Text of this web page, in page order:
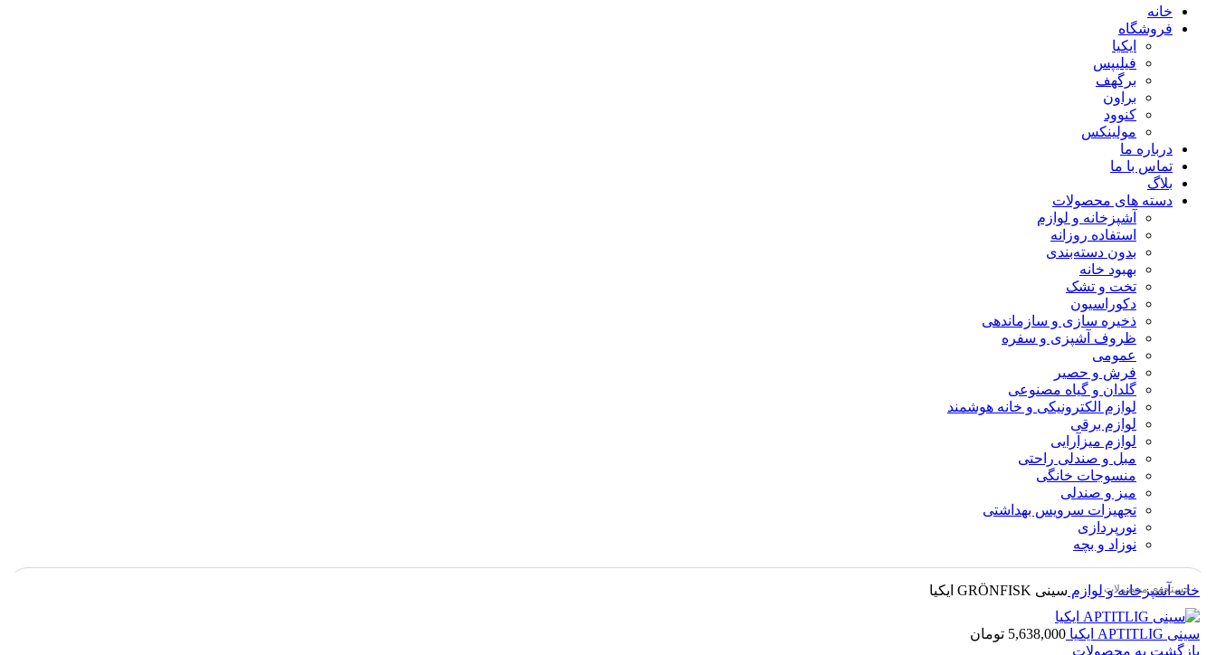
خانه
فروشگاه
ایکیا
فیلیپس
برگهف
براون
کنوود
مولینکس
درباره ما
تماس با ما
بلاگ
دسته های محصولات
آشپزخانه و لوازم
استفاده روزانه
بدون دسته‌بندی
بهبود خانه
تخت و تشک
دکوراسیون
ذخیره سازی و سازماندهی
ظروف آشپزی و سفره
عمومی
فرش و حصیر
گلدان و گیاه مصنوعی
لوازم الکترونیکی و خانه هوشمند
لوازم برقی
لوازم میزآرایی
مبل و صندلی راحتی
منسوجات خانگی
میز و صندلی
تجهیزات سرویس بهداشتی
نورپردازی
نوزاد و بچه
خانهآشپزخانه و لوازم سینی GRÖNFISK ایکیا
سینی APTITLIG ایکیا 5,638,000 تومان
بازگشت به محصولات